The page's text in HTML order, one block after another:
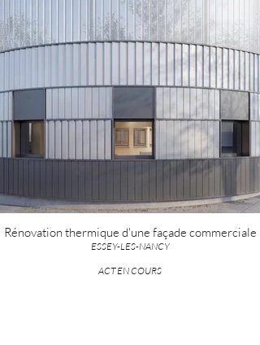
Rénovation thermique d'une façade commerciale
ESSEY-LES-NANCY
ACT EN COURS